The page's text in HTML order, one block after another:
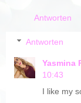
Antworten
Antworten
Yasmina
10:43
I like my